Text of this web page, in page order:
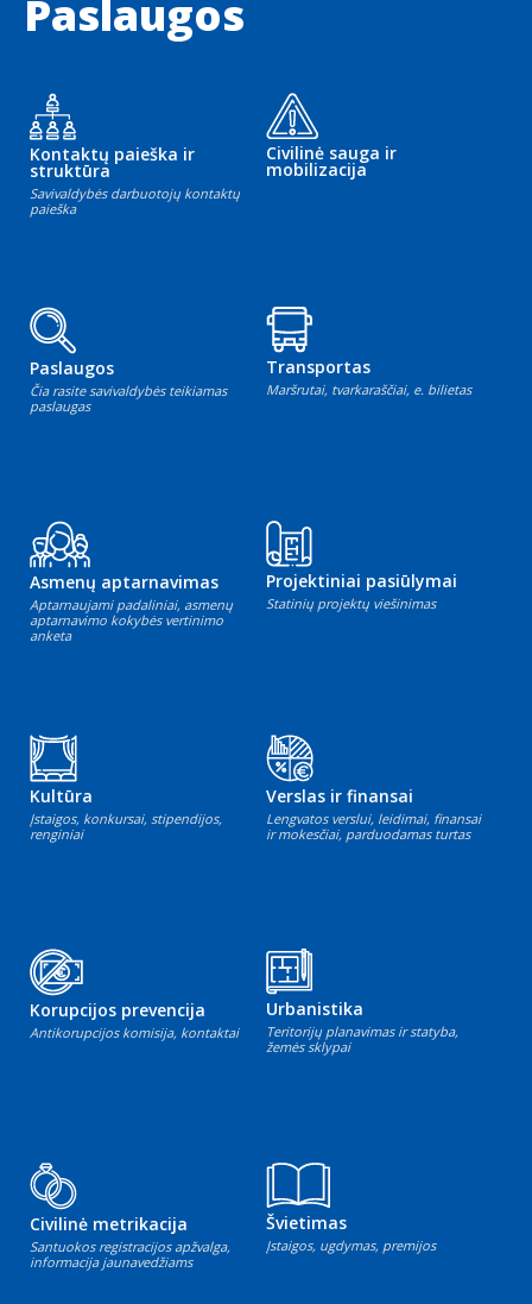
Paslaugos
Kontaktų paieška ir
struktūra
Savivaldybės darbuotojų kontaktų
paieška
Civilinė sauga ir
mobilizacija
Paslaugos
Čia rasite savivaldybės teikiamas
paslaugas
Transportas
Maršrutai, tvarkaraščiai, e. bilietas
Asmenų aptarnavimas
Aptarnaujami padaliniai, asmenų
aptarnavimo kokybės vertinimo
anketa
Projektiniai pasiūlymai
Statinių projektų viešinimas
Kultūra
Įstaigos, konkursai, stipendijos,
renginiai
Verslas ir finansai
Lengvatos verslui, leidimai, finansai
ir mokesčiai, parduodamas turtas
Korupcijos prevencija
Antikorupcijos komisija, kontaktai
Urbanistika
Teritorijų planavimas ir statyba,
žemės sklypai
Civilinė metrikacija
Santuokos registracijos apžvalga,
informacija jaunavedžiams
Švietimas
Įstaigos, ugdymas, premijos